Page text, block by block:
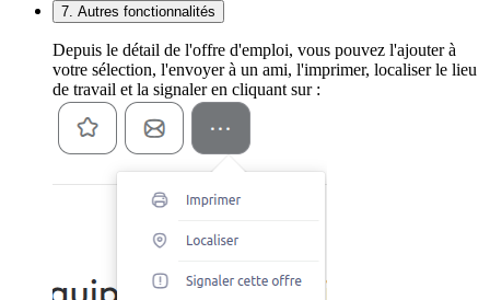
7. Autres fonctionnalités
Depuis le détail de l'offre d'emploi, vous pouvez l'ajouter à
votre sélection, l'envoyer à un ami, l'imprimer, localiser le lieu
de travail et la signaler en cliquant sur :